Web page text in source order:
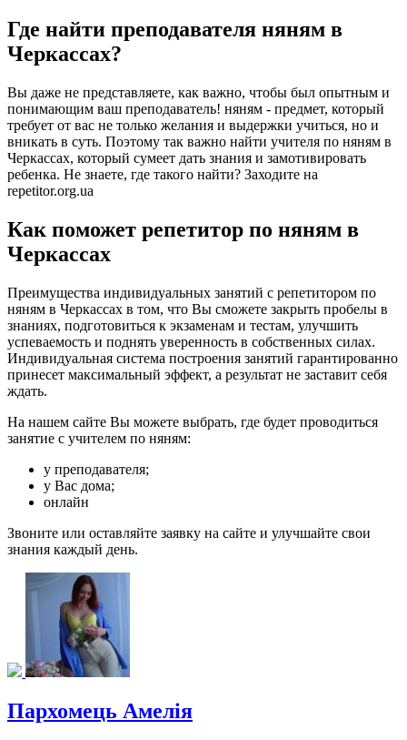
Где найти преподавателя няням в
Черкассах?
Вы даже не представляете, как важно, чтобы был опытным и
понимающим ваш преподаватель! няням - предмет, который
требует от вас не только желания и выдержки учиться, но и
вникать в суть. Поэтому так важно найти учителя по няням в
Черкассах, который сумеет дать знания и замотивировать
ребенка. Не знаете, где такого найти? Заходите на
repetitor.org.ua
Как поможет репетитор по няням в
Черкассах
Преимущества индивидуальных занятий с репетитором по
няням в Черкассах в том, что Вы сможете закрыть пробелы в
знаниях, подготовиться к экзаменам и тестам, улучшить
успеваемость и поднять уверенность в собственных силах.
Индивидуальная система построения занятий гарантированно
принесет максимальный эффект, а результат не заставит себя
ждать.
На нашем сайте Вы можете выбрать, где будет проводиться
занятие с учителем по няням:
у преподавателя;
у Вас дома;
онлайн
Звоните или оставляйте заявку на сайте и улучшайте свои
знания каждый день.
Пархомець Амелія